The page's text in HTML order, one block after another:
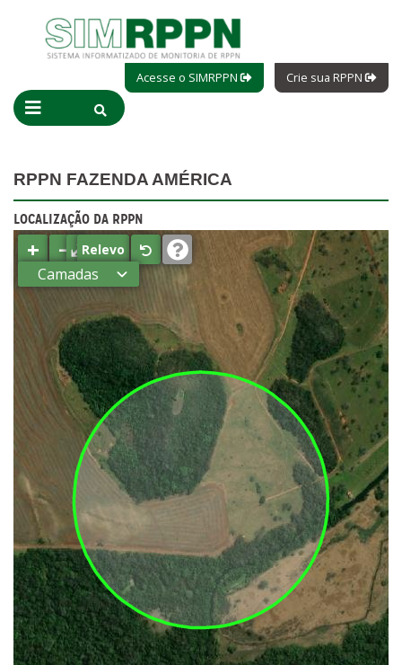
Acesse o SIMRPPN Crie sua RPPN
RPPN FAZENDA AMÉRICA
LOCALIZAÇÃO DA RPPN
+ −⤢Relevo
Camadas
Estados
Municípios
Terras
indígenas
(FUNAI)
UC Federal
UC Estaduais
Municipais
Hidrografia
1:1.000.000
(ANA)
Biomas
(IBGE)
Vegetação
(IBGE)